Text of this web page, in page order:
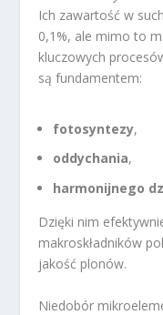
Ich zawartość w
0,1%, ale mimo to
kluczowych
są fundamentem:
fotosyntezy,
oddychania,
harmonijnego
Dzięki nim
makroskładników
jakość plonów.
Niedobór